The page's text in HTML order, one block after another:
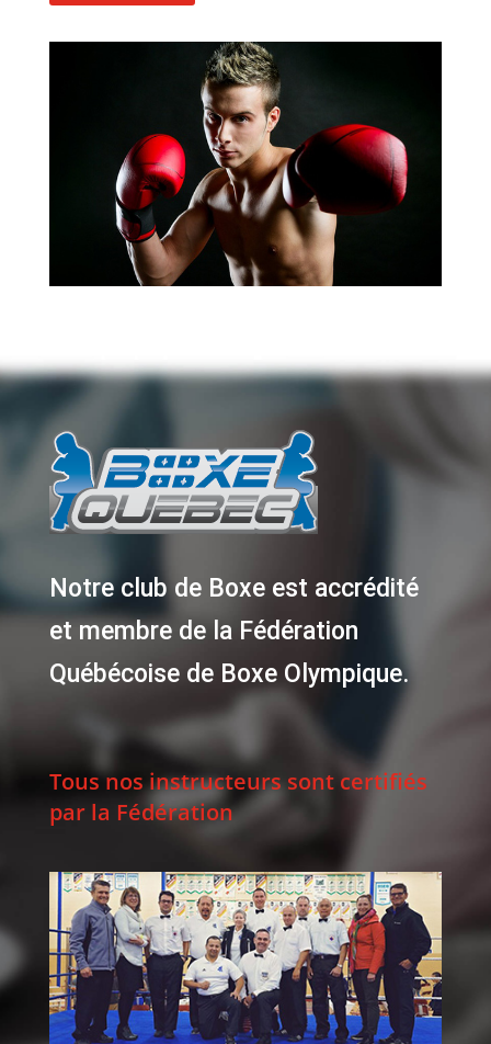
Notre club de Boxe est accrédité
et membre de la Fédération
Québécoise de Boxe Olympique.
Tous nos instructeurs sont certifiés
par la Fédération